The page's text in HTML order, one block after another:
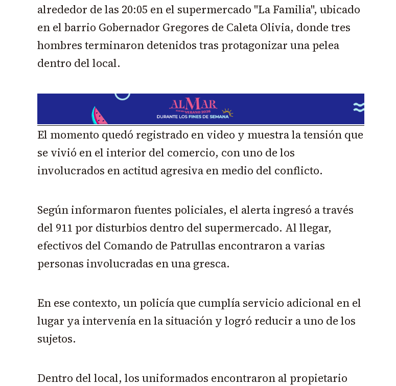
alrededor de las 20:05 en el supermercado "La Familia", ubicado
en el barrio Gobernador Gregores de Caleta Olivia, donde tres
hombres terminaron detenidos tras protagonizar una pelea
dentro del local.
El momento quedó registrado en video y muestra la tensión que
se vivió en el interior del comercio, con uno de los
involucrados en actitud agresiva en medio del conflicto.
Según informaron fuentes policiales, el alerta ingresó a través
del 911 por disturbios dentro del supermercado. Al llegar,
efectivos del Comando de Patrullas encontraron a varias
personas involucradas en una gresca.
En ese contexto, un policía que cumplía servicio adicional en el
lugar ya intervenía en la situación y logró reducir a uno de los
sujetos.
Dentro del local, los uniformados encontraron al propietario